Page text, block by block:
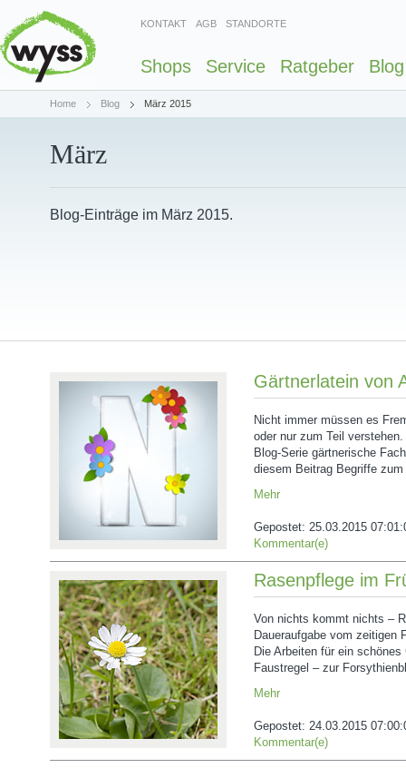
KONTAKT AGB STANDORTE
Shops Service Ratgeber Blog
Home Blog März 2015
März
Blog-Einträge im März 2015.
Gärtnerlatein von
Nicht immer müssen es
oder nur zum Teil
Blog-Serie gärtnerische
diesem Beitrag Begriffe zum
Mehr
Gepostet: 25.03.2015
Kommentar(e)
Rasenpflege im
Von nichts kommt nichts –
Daueraufgabe vom zeitigen
Die Arbeiten für ein
Faustregel – zur
Mehr
Gepostet: 24.03.2015
Kommentar(e)